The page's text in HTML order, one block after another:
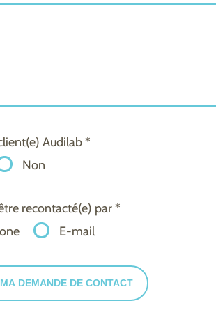
Audilab *
Non
recontacté(e) par *
E-mail
DEMANDE DE CONTACT